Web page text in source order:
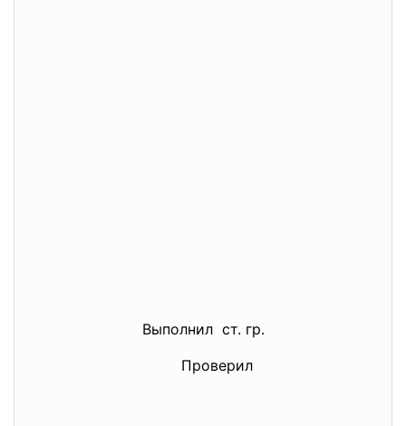
Выполнил ст. гр.
Проверил